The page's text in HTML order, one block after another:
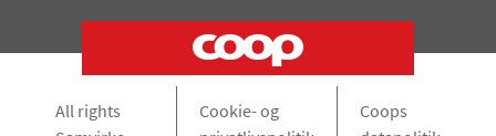
All rights
Cookie- og
Coops